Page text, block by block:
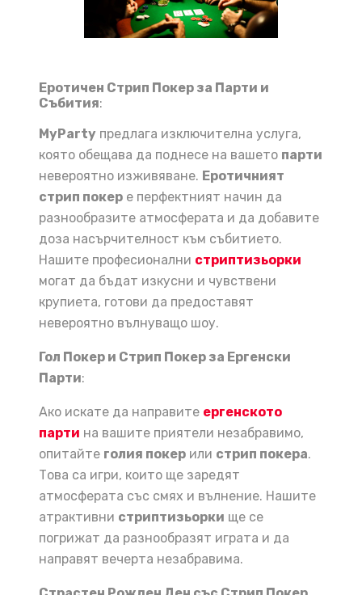
Еротичен Стрип Покер за Парти и
Събития:
MyParty предлага изключителна услуга,
която обещава да поднесе на вашето парти
невероятно изживяване. Еротичният
стрип покер е перфектният начин да
разнообразите атмосферата и да добавите
доза насърчителност към събитието.
Нашите професионални стриптизьорки
могат да бъдат изкусни и чувствени
крупиета, готови да предоставят
невероятно вълнуващо шоу.
Гол Покер и Стрип Покер за Ергенски
Парти:
Ако искате да направите ергенското
парти на вашите приятели незабравимо,
опитайте голия покер или стрип покера.
Това са игри, които ще заредят
атмосферата със смях и вълнение. Нашите
атрактивни стриптизьорки ще се
погрижат да разнообразят играта и да
направят вечерта незабравима.